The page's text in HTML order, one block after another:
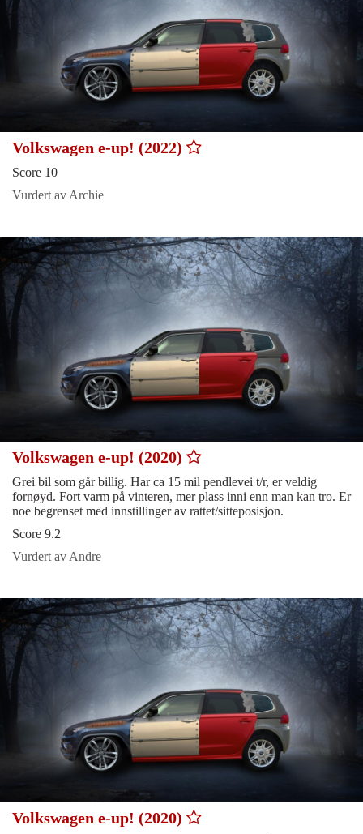
Volkswagen e-up! (2022)
Score 10
Vurdert av Archie
Volkswagen e-up! (2020)
Grei bil som går billig. Har ca 15 mil pendlevei t/r, er veldig
fornøyd. Fort varm på vinteren, mer plass inni enn man kan tro. Er
noe begrenset med innstillinger av rattet/sitteposisjon.
Score 9.2
Vurdert av Andre
Volkswagen e-up! (2020)